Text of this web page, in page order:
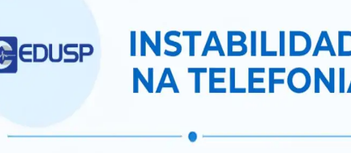
normal no consultório, mas fica elevada em
para identificar essa condição e evitar
Pacientes com sintomas recorrentes de tontura,
podem ter alterações súbitas e anormais na
padrões como picos e quedas ao longo do
no diagnóstico diferencial de outras doenças.
Em condições normais, a pressão arterial tende a cair